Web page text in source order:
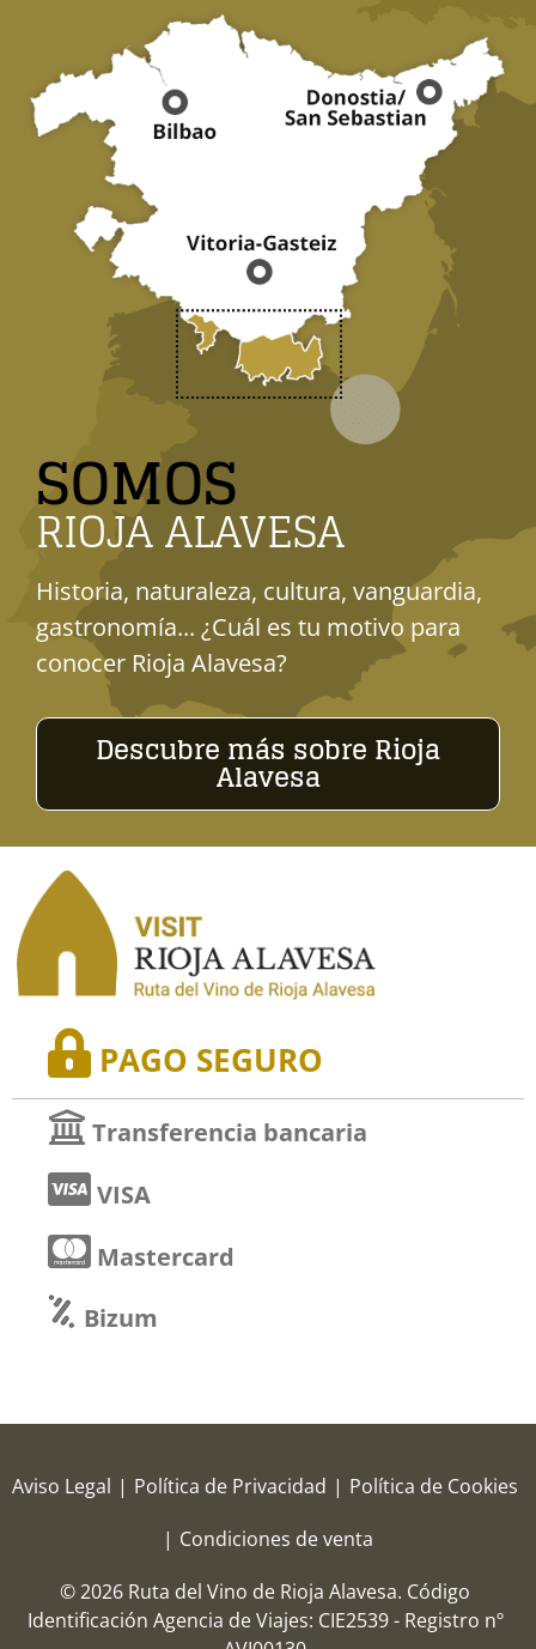
SOMOS
RIOJA ALAVESA
Historia, naturaleza, cultura, vanguardia,
gastronomía... ¿Cuál es tu motivo para
conocer Rioja Alavesa?
Descubre más sobre Rioja
Alavesa
PAGO SEGURO
Transferencia bancaria
VISA
Mastercard
Bizum
Aviso Legal | Política de Privacidad | Política de Cookies
| Condiciones de venta
© 2026 Ruta del Vino de Rioja Alavesa. Código
Identificación Agencia de Viajes: CIE2539 - Registro nº